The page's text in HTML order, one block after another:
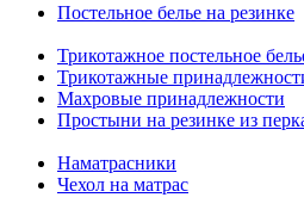
Постельное белье на резинке
Трикотажное постельное
Трикотажные
Махровые принадлежности
Простыни на резинке из
Наматрасники
Чехол на матрас